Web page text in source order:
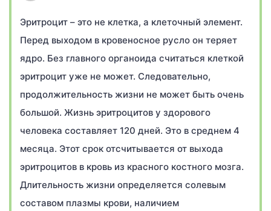
Эритроцит – это не клетка, а клеточный элемент.
Перед выходом в кровеносное русло он теряет
ядро. Без главного органоида считаться клеткой
эритроцит уже не может. Следовательно,
продолжительность жизни не может быть очень
большой. Жизнь эритроцитов у здорового
человека составляет 120 дней. Это в среднем 4
месяца. Этот срок отсчитывается от выхода
эритроцитов в кровь из красного костного мозга.
Длительность жизни определяется солевым
составом плазмы крови, наличием